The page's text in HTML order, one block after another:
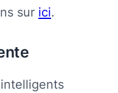
sur ici.